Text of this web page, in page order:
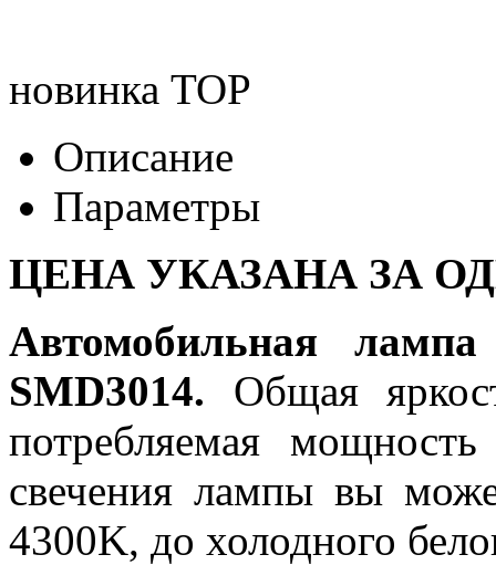
новинка TOP
Описание
Параметры
ЦЕНА УКАЗАНА ЗА
Автомобильная
SMD3014. Общая
потребляемая
свечения лампы вы
4300K, до холодного